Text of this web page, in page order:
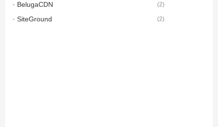
· BelugaCDN (2)
· SiteGround (2)